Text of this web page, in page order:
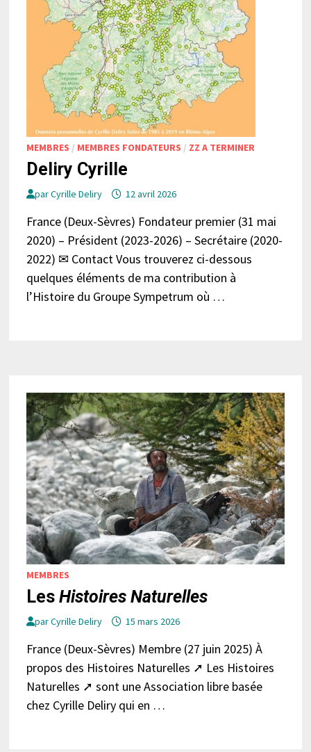
MEMBRES / MEMBRES FONDATEURS / ZZ A TERMINER
Deliry Cyrille
parCyrille Deliry 12 avril 2026
France (Deux-Sèvres) Fondateur premier (31 mai
2020) – Président (2023-2026) – Secrétaire (2020-
2022) ✉ Contact Vous trouverez ci-dessous
quelques éléments de ma contribution à
l’Histoire du Groupe Sympetrum où …
MEMBRES
Les Histoires Naturelles
parCyrille Deliry 15 mars 2026
France (Deux-Sèvres) Membre (27 juin 2025) À
propos des Histoires Naturelles ➚ Les Histoires
Naturelles ➚ sont une Association libre basée
chez Cyrille Deliry qui en …